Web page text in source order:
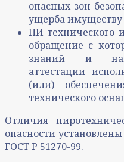
опасных зон
ущерба
ПИ технического
обращение с
знаний и
аттестации
(или)
технического
Отличия
опасности
ГОСТ Р 51270-99.